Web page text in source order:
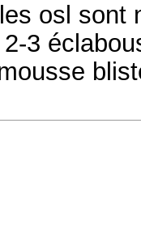
osl sont
2-3